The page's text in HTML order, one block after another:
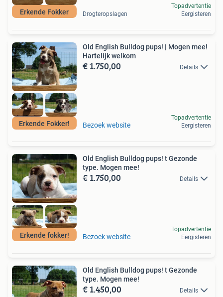
Erkende Fokker Drogteropslagen
Topadvertentie
Eergisteren
Erkende Fokker!
Old English Bulldog pups! | Mogen mee!
Hartelijk welkom
€ 1.750,00 Details
Bezoek website
Topadvertentie
Eergisteren
Erkende fokker!
Old English Bulldog pups! t Gezonde
type. Mogen mee!
€ 1.750,00 Details
Bezoek website
Topadvertentie
Eergisteren
Old English Bulldog pups! t Gezonde
type. Mogen mee!
€ 1.450,00 Details